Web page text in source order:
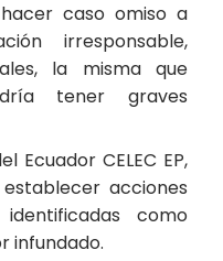
caso omiso a
irresponsable,
la misma que
tener graves
Ecuador CELEC EP,
acciones
como
infundado.